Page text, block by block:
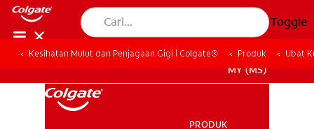
Toggle
MY (MS)
PRODUK
Kesihatan Mulut dan Penjagaan Gigi | Colgate® Produk Ubat